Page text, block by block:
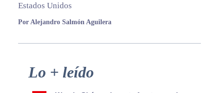
Estados Unidos
Por Alejandro Salmón Aguilera
Primary
Sidebar
Lo + leído